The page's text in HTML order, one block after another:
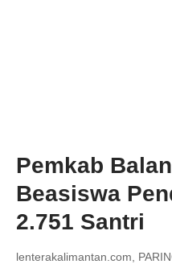
Pemkab
Beasiswa
2.751 Santri
lenterakalimantan.com,